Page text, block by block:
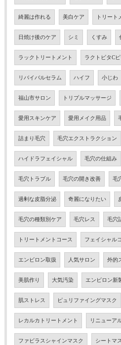
綺麗は作れる 美白ケア トリート
日焼け後のケア シミ くすみ
ラックトリートメント ラクトビタC
リバイバルセラム ハイフ 小じわ
福山市サロン トリプルマッサージ
愛用スキンケア 愛用メイク用品
詰まり毛穴 毛穴エクストラクション
ハイドラフェイシャル 毛穴の仕組み
毛穴トラブル 毛穴の開き改善 毛
過剰な皮脂分泌 奇麗になりたい
毛穴の種類別ケア 毛穴レス 毛穴
トリートメントコース フェイシャル
エンビロン取扱 人気サロン 外的
美肌作り 大気汚染 エンビロン新
肌ストレス ピュリファイングマスク
レカルカトリートメント リニューア
ファビラスシャインマスク シートマ